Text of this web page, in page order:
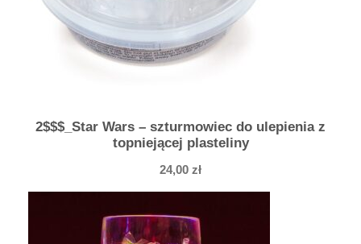
2$$$_Star Wars – szturmowiec do ulepienia z
topniejącej plasteliny
24,00 zł